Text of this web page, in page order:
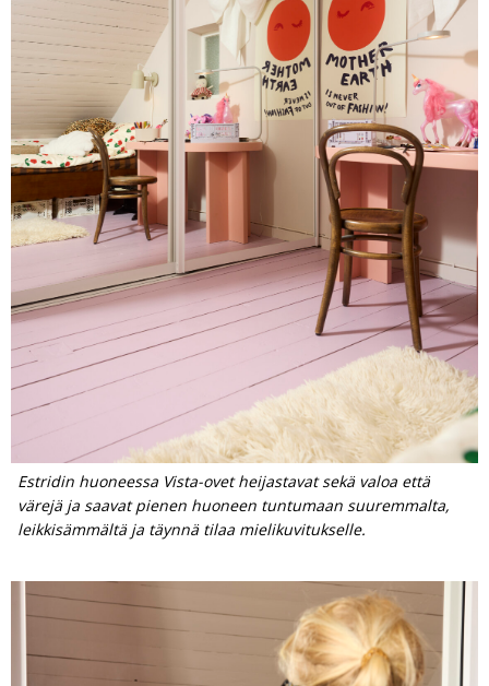
Estridin huoneessa Vista-ovet heijastavat sekä valoa että
värejä ja saavat pienen huoneen tuntumaan suuremmalta,
leikkisämmältä ja täynnä tilaa mielikuvitukselle.